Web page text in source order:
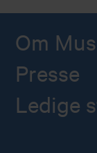
Om
Presse
Ledige